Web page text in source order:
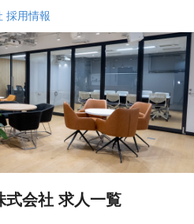
採用情報
式会社 求人一覧